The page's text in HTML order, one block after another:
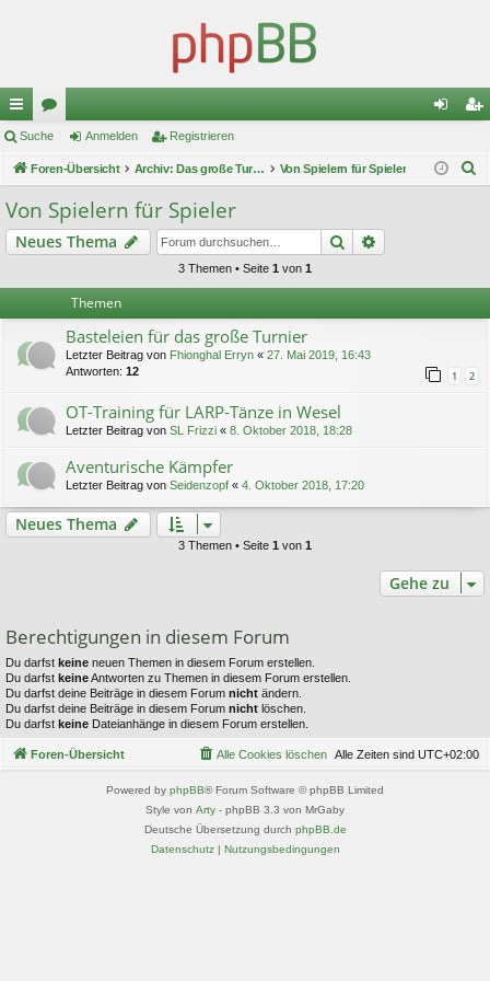
ch
ne
llz
ug
or
en m ist
Suche Anmelden Registrieren
Foren-Übersicht Archiv: Das große Turnier 1 Von Spielern für Spieler
Von Spielern für Spieler
Neues Thema Suche
3 Themen • Seite 1 von 1
Themen
Basteleien für das große Turnier
Letzter Beitrag von Fhionghal Erryn « 27. Mai 2019, 16:43
Antworten: 12 1 2
OT-Training für LARP-Tänze in Wesel
Letzter Beitrag von SL Frizzi « 8. Oktober 2018, 18:28
Aventurische Kämpfer
Letzter Beitrag von Seidenzopf « 4. Oktober 2018, 17:20
Neues Thema
3 Themen • Seite 1 von 1
Gehe zu
Berechtigungen in diesem Forum
Du darfst keine neuen Themen in diesem Forum erstellen.
Du darfst keineAntworten zu Themen in diesem Forum erstellen.
Du darfst deine Beiträge in diesem Forum nicht ändern.
Du darfst deine Beiträge in diesem Forum nicht löschen.
Du darfst keine Dateianhänge in diesem Forum erstellen.
Foren-Übersicht Alle Zeiten sind UTC+02:00
Alle Cookies löschen
Powered by phpBB® Forum Software © phpBB Limited
Style von Arty - phpBB 3.3 von MrGaby
Deutsche Übersetzung durch phpBB.de
Datenschutz| Nutzungsbedingungen